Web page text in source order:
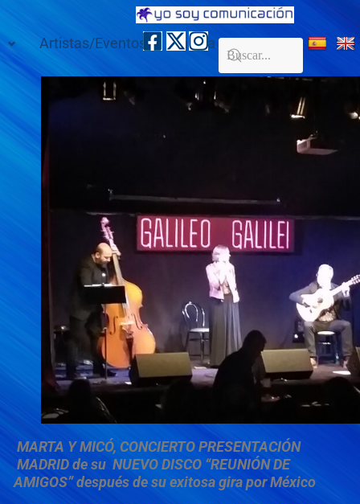
Artistas/Eventos Galería Contacto
MARTA Y MICÓ, CONCIERTO PRESENTACIÓN
MADRID de su NUEVO DISCO “REUNIÓN DE
AMIGOS” después de su exitosa gira por México